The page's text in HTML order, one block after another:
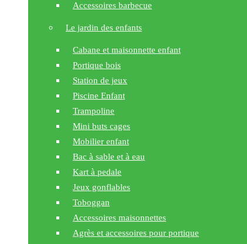
Accessoires barbecue
Le jardin des enfants
Cabane et maisonnette enfant
Portique bois
Station de jeux
Piscine Enfant
Trampoline
Mini buts cages
Mobilier enfant
Bac à sable et à eau
Kart à pedale
Jeux gonflables
Toboggan
Accessoires maisonnettes
Agrès et accessoires pour portique